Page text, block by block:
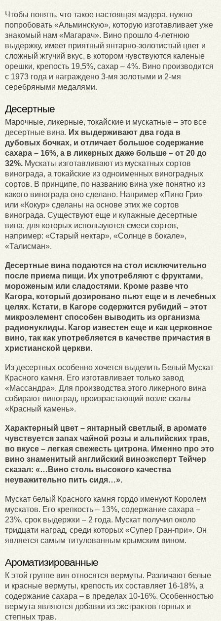
Чтобы понять, что такое настоящая мадера, нужно
попробовать «Альминскую», которую изготавливает уже
знакомый нам «Магарач». Вино прошло 4-летнюю
выдержку, имеет приятный янтарно-золотистый цвет и
сложный жгучий вкус, в котором чувствуются каленые
орешки, крепость 19,5%, сахар – 4%. Вино производится
с 1973 года и награждено 3-мя золотыми и 2-мя
серебряными медалями.
Десертные
Марочные, ликерные, токайские и мускатные – это все
десертные вина. Их выдерживают два года в
дубовых бочках, и отличает большое содержание
сахара – 16%, а в ликерных даже больше – от 20 до
32%. Мускаты изготавливают из мускатных сортов
винограда, а токайские из одноименных виноградных
сортов. В принципе, по названию вина уже понятно из
какого винограда оно сделано. Например «Пино Гри»
или «Кокур» сделаны на основе этих же сортов
винограда. Существуют еще и купажные десертные
вина, для которых используются смеси сортов,
например: «Старый нектар», «Солнце в бокале»,
«Талисман».
Десертные вина подаются на стол исключительно
после приема пищи. Их употребляют с фруктами,
мороженым или сладостями. Кроме разве что
Кагора, который дозировано пьют еще и в лечебных
целях. Кстати, в Кагоре содержится рубидий – этот
микроэлемент способен выводить из организма
радионуклиды. Кагор известен еще и как церковное
вино, так как употребляется в качестве причастия в
христианской церкви.
Из десертных особенно хочется выделить Белый Мускат
Красного камня. Его изготавливает только завод
«Массандра». Для производства этого ликерного вина
собирают виноград, произрастающий возле скалы
«Красный камень».
Характерный цвет – янтарный светлый, в аромате
чувствуется запах чайной розы и альпийских трав,
во вкусе – легкая свежесть цитрона. Именно про это
вино знаменитый английский виноэксперт Тейчер
сказал: «…Вино столь высокого качества
неуважительно пить сидя…».
Мускат белый Красного камня гордо именуют Королем
мускатов. Его крепкость – 13%, содержание сахара –
23%, срок выдержки – 2 года. Мускат получил около
тридцати наград, среди которых «Супер Гран-при». Он
является самым титулованным крымским вином.
Ароматизированные
К этой группе вин относятся вермуты. Различают белые
и красные вермуты, крепость их составляет 16-18%, а
содержание сахара – в пределах 10-16%. Особенностью
вермута являются добавки из экстрактов горных и
степных трав.